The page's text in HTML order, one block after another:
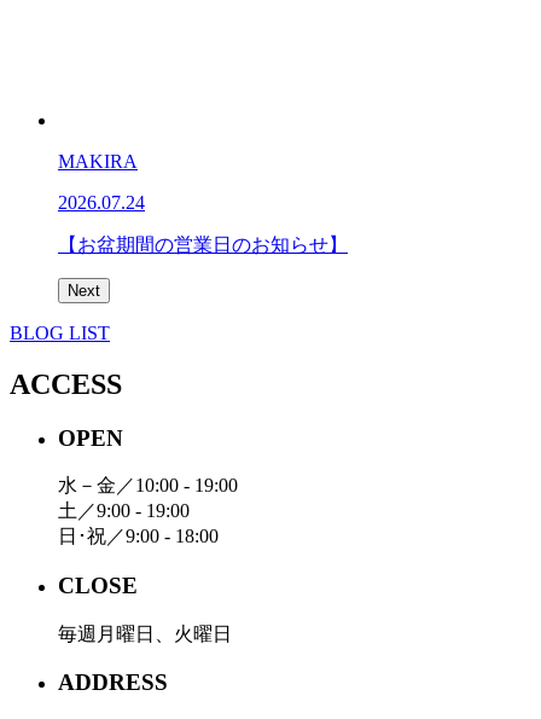
MAKIRA
2026.07.24
【お盆期間の営業日のお知らせ】
Next
BLOG LIST
ACCESS
OPEN
水－金／10:00 - 19:00
土／9:00 - 19:00
日･祝／9:00 - 18:00
CLOSE
毎週月曜日、火曜日
ADDRESS